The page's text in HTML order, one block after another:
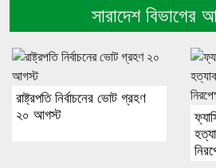
সারাদেশ বিভাগের
রাষ্ট্রপতি নির্বাচনের ভোট গ্রহণ
২০ আগস্ট